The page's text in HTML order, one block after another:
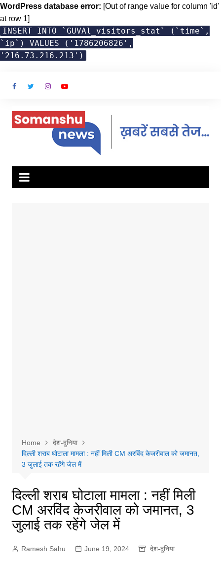
WordPress database error: [Out of range value for column 'id'
at row 1]
INSERT INTO `GUVAl_visitors_stat` (`time`,
`ip`) VALUES ('1786206826',
'216.73.216.213')
Home
देश-दुनिया
दिल्ली शराब घोटाला मामला : नहीं मिली CM अरविंद केजरीवाल को जमानत,
3 जुलाई तक रहेंगे जेल में
दिल्ली शराब घोटाला मामला : नहीं मिली
CM अरविंद केजरीवाल को जमानत, 3
जुलाई तक रहेंगे जेल में
Ramesh Sahu June 19, 2024 देश-दुनिया